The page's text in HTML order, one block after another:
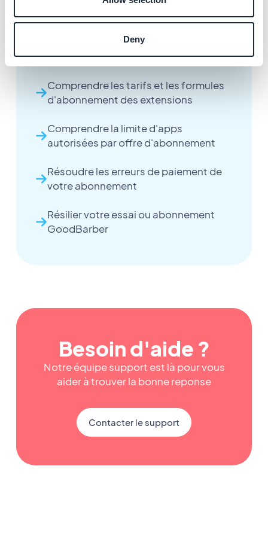
Deny
paiements et factures
Modifier votre offre ou période
d'abonnement
Comprendre les tarifs et les formules
d'abonnement des extensions
Comprendre la limite d'apps
autorisées par offre d'abonnement
Résoudre les erreurs de paiement de
votre abonnement
Résilier votre essai ou abonnement
GoodBarber
Besoin d'aide ?
Notre équipe support est là pour vous
aider à trouver la bonne reponse
Contacter le support